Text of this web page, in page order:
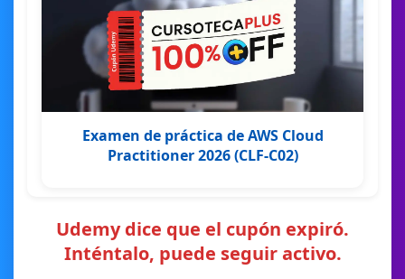
Examen de práctica de AWS Cloud
Practitioner 2026 (CLF-C02)
Udemy dice que el cupón expiró.
Inténtalo, puede seguir activo.